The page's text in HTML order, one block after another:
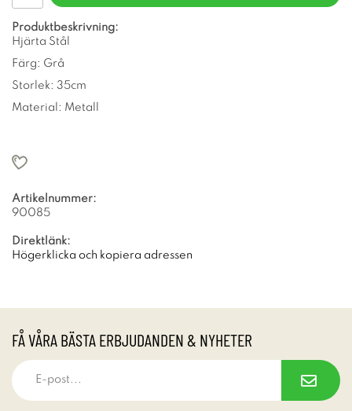
Produktbeskrivning:
Hjärta Stål
Färg: Grå
Storlek: 35cm
Material: Metall
Artikelnummer:
90085
Direktlänk:
Högerklicka och kopiera adressen
FÅ VÅRA BÄSTA ERBJUDANDEN & NYHETER